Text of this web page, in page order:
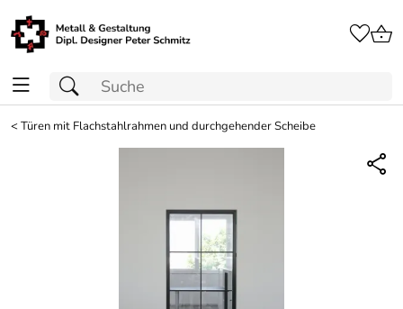
<Türen mit Flachstahlrahmen und durchgehender Scheibe